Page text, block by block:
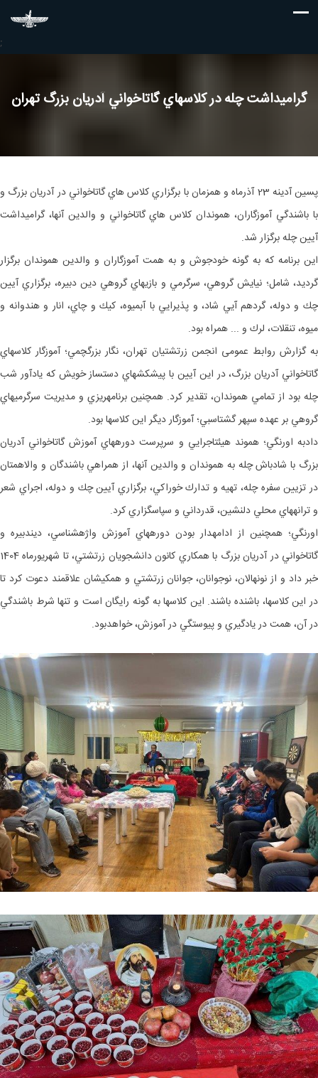
;
گراميداشت چله در كلاس‎هاي گاتاخواني آدريان بزرگ تهران
پسين آدينه 23 آذرماه و همزمان با برگزاري كلاس هاي گاتاخواني در آدريان بزرگ و
با باشندگي آموزگاران، هموندان كلاس هاي گاتاخواني و والدين آنها، گراميداشت
آيين چله برگزار شد.
اين برنامه كه به گونه خودجوش و به همت آموزگاران و والدين هموندان برگزار
گرديد، شامل؛ نيايش گروهي، سرگرمي و بازي‎هاي گروهي دين دبيره، برگزاري آيين
چك و دوله، گردهم آيي شاد، و پذيرايي با آبميوه، كيك و چاي، انار و هندوانه و
ميوه، تنقلات، لرك و ... همراه بود.
به گزارش روابط عمومی انجمن زرتشتیان تهران، نگار بزرگچمي؛ آموزگار كلاس‎هاي
گاتاخواني آدريان بزرگ، در اين آيين با پيش‎كش‎هاي دست‎ساز خويش كه يادآور شب
چله بود از تمامي هموندان، تقدير کرد. همچنين برنامه‎ريزي و مديريت سرگرمي‎هاي
گروهي بر عهده سپهر گشتاسبي؛ آموزگار ديگر اين كلاس‎ها بود.
دادبه اورنگي؛ هموند هيئت‎اجرايي و سرپرست دوره‎هاي آموزش گاتاخواني آدريان
بزرگ با شادباش چله به هموندان و والدين آنها، از همراهي باشندگان و والاهمتان
در تزيين سفره چله، تهيه و تدارك خوراكي، برگزاري آيين چك و دوله، اجراي شعر
و ترانه‎هاي محلي دلنشين، قدرداني و سپاسگزاري کرد.
اورنگي؛ همچنين از ادامه‎دار بودن دوره‎هاي آموزش واژه‎شناسي، دين‎دبيره و
گاتاخواني در آدريان بزرگ با همكاري كانون دانشجويان زرتشتي، تا شهريورماه 1404
خبر داد و از نونهالان، نوجوانان، جوانان زرتشتي و همكيشان علاقمند دعوت کرد تا
در اين كلاس‎ها، باشنده باشند. اين كلاس‎ها به گونه رايگان است و تنها شرط باشندگي
در آن، همت در يادگيري و پيوستگي در آموزش، خواهدبود.